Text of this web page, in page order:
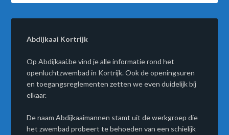
Abdijkaai Kortrijk
Op Abdijkaai.be vind je alle informatie rond het
openluchtzwembad in Kortrijk. Ook de openingsuren
en toegangsreglementen zetten we even duidelijk bij
elkaar.
De naam Abdijkaaimannen stamt uit de werkgroep die
het zwembad probeert te behoeden van een schielijk